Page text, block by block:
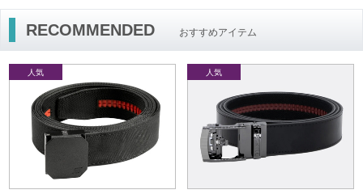
RECOMMENDED おすすめアイテム